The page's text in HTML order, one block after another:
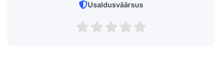
Usaldusväärsus